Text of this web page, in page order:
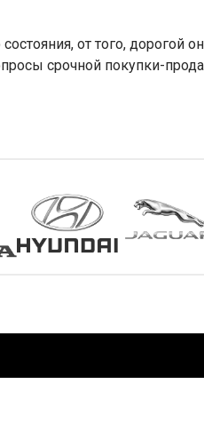
от того, дорогой
срочной покупки-